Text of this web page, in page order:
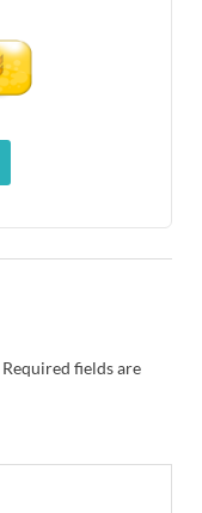
Required fields are